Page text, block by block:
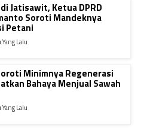
Jatisawit, Ketua DPRD
Soroti Mandeknya
Petani
Lalu
Minimnya Regenerasi
Bahaya Menjual Sawah
Lalu